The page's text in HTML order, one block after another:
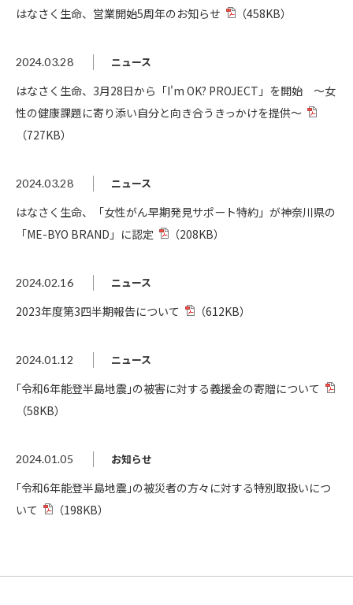
はなさく生命、営業開始5周年のお知らせ （458KB）
2024.03.28 ニュース
はなさく生命、3月28日から「I'm OK? PROJECT」を開始 ～女
性の健康課題に寄り添い自分と向き合うきっかけを提供～
（727KB）
2024.03.28 ニュース
はなさく生命、「女性がん早期発見サポート特約」が神奈川県の
「ME-BYO BRAND」に認定
（208KB）
2024.02.16 ニュース
2023年度第3四半期報告について （612KB）
2024.01.12 ニュース
｢令和6年能登半島地震｣の被害に対する義援金の寄贈について
（58KB）
2024.01.05 お知らせ
｢令和6年能登半島地震｣の被災者の方々に対する特別取扱いにつ
いて
（198KB）